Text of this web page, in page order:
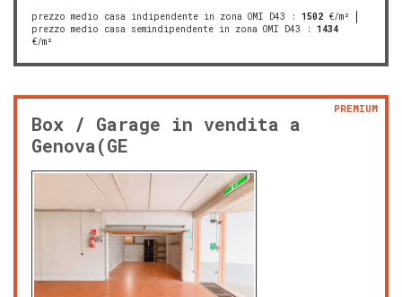
prezzo medio casa indipendente in zona OMI D43 : 1502 €/m²
prezzo medio casa semindipendente in zona OMI D43 : 1434
€/m²
Box / Garage in vendita a
Genova(GE
PREMIUM